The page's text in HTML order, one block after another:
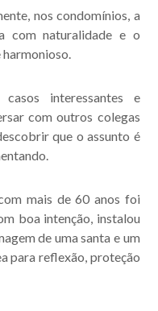
nos condomínios, a
com naturalidade e o
casos interessantes e
com outros colegas
que o assunto é
mais de 60 anos foi
boa intenção, instalou
de uma santa e um
para reflexão, proteção